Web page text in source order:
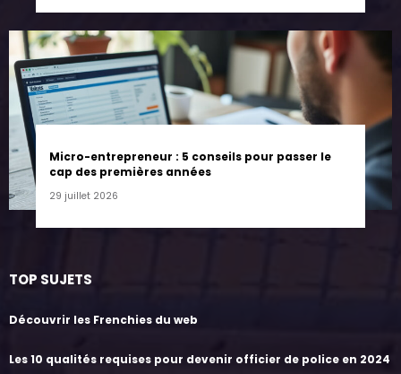
Micro-entrepreneur : 5 conseils pour passer le
cap des premières années
29 juillet 2026
TOP SUJETS
Découvrir les Frenchies du web
Les 10 qualités requises pour devenir officier de police en 2024